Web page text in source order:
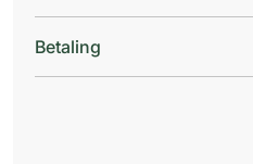
Betaling